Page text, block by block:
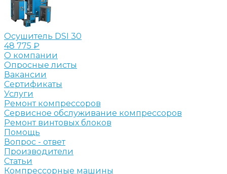
Осушитель DSI 30
48 775 ₽
О компании
Опросные листы
Вакансии
Сертификаты
Услуги
Ремонт компрессоров
Сервисное обслуживание компрессоров
Ремонт винтовых блоков
Помощь
Вопрос - ответ
Производители
Статьи
Компрессорные машины